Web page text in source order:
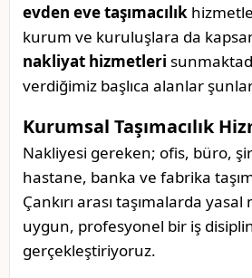
evden eve taşımacılık
kurum ve kuruluşlara da
nakliyat hizmetleri
verdiğimiz başlıca alanlar
Kurumsal Taşımacılık
Nakliyesi gereken; ofis, büro,
hastane, banka ve fabrika
Çankırı arası taşımalarda
uygun, profesyonel bir iş
gerçekleştiriyoruz.